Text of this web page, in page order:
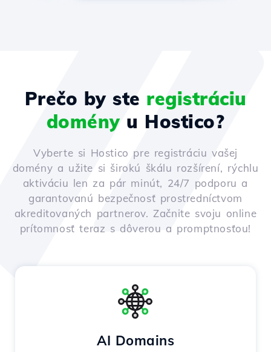
Prečo by ste registráciu
doményu Hostico?
Vyberte si Hostico pre registráciu vašej
domény a užite si širokú škálu rozšírení, rýchlu
aktiváciu len za pár minút, 24/7 podporu a
garantovanú bezpečnosť prostredníctvom
akreditovaných partnerov. Začnite svoju online
prítomnosť teraz s dôverou a promptnosťou!
AI Domains